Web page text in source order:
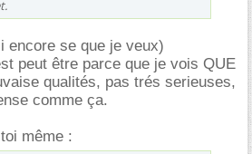
encore se que je veux)
peut être parce que je vois QUE
qualités, pas trés serieuses,
comme ça.
même :